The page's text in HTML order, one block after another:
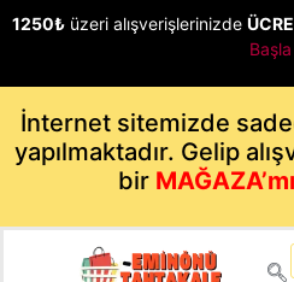
1250₺ üzeri alışverişlerinizde
Başla
İnternet sitemizde
yapılmaktadır. Gelip
bir